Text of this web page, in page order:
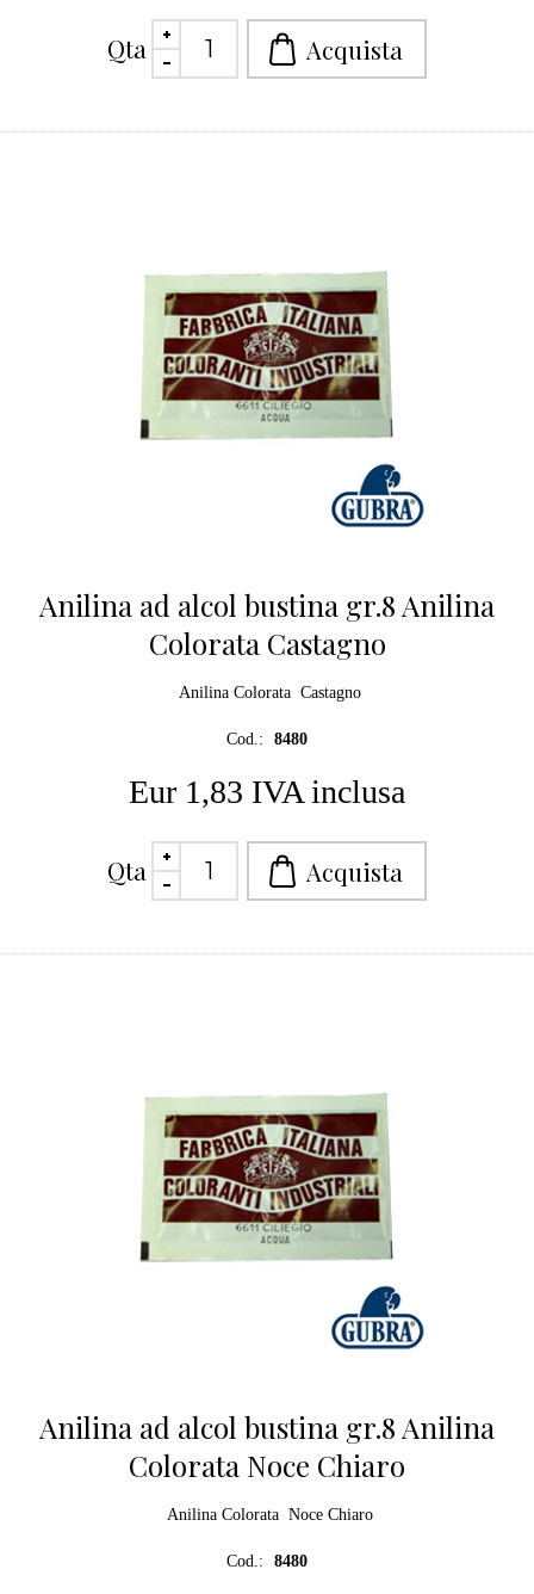
Qta
Anilina ad alcol bustina gr.8 Anilina
Colorata Castagno
Anilina Colorata Castagno
Cod.: 8480
Eur 1,83 IVA inclusa
Qta
Anilina ad alcol bustina gr.8 Anilina
Colorata Noce Chiaro
Anilina Colorata Noce Chiaro
Cod.: 8480